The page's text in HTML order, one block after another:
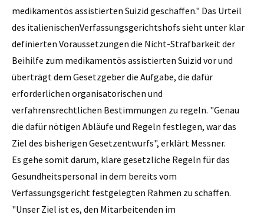
medikamentös assistierten Suizid geschaffen." Das Urteil
des italienischenVerfassungsgerichtshofs sieht unter klar
definierten Voraussetzungen die Nicht-Strafbarkeit der
Beihilfe zum medikamentös assistierten Suizid vor und
überträgt dem Gesetzgeber die Aufgabe, die dafür
erforderlichen organisatorischen und
verfahrensrechtlichen Bestimmungen zu regeln. "Genau
die dafür nötigen Abläufe und Regeln festlegen, war das
Ziel des bisherigen Gesetzentwurfs", erklärt Messner.
Es gehe somit darum, klare gesetzliche Regeln für das
Gesundheitspersonal in dem bereits vom
Verfassungsgericht festgelegten Rahmen zu schaffen.
"Unser Ziel ist es, den Mitarbeitenden im